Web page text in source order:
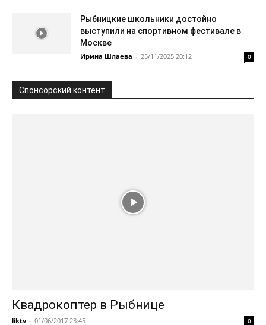
Рыбницкие школьники достойно
выступили на спортивном фестивале в
Москве
Ирина Шлаева - 25/11/2025 20:12 0
Спонсорский контент
Квадрокоптер в Рыбнице
liktv - 01/06/2017 23:45 0